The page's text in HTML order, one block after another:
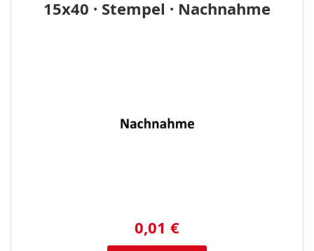
15x40 · Stempel · Nachnahme
0,01 €